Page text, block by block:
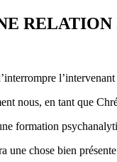
nous, en tant que
formation
une chose bien